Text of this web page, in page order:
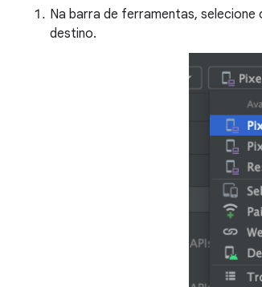
Na barra de ferramentas, selecione
destino.